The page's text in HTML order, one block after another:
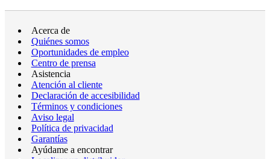
Acerca de
Quiénes somos
Oportunidades de empleo
Centro de prensa
Asistencia
Atención al cliente
Declaración de accesibilidad
Términos y condiciones
Aviso legal
Política de privacidad
Garantías
Ayúdame a encontrar